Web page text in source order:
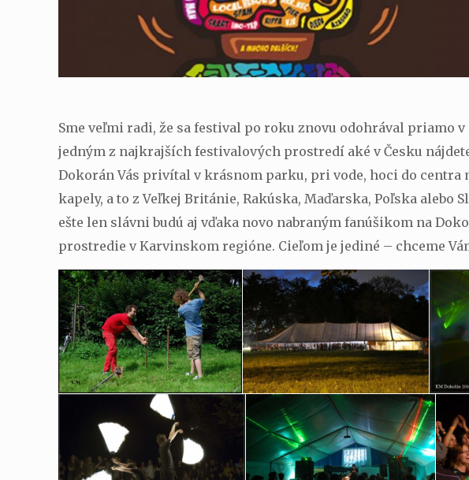
Sme veľmi radi, že sa festival po roku znovu odohrával priamo
jedným z najkrajších festivalových prostredí aké v Česku
Dokorán Vás privítal v krásnom parku, pri vode, hoci do
kapely, a to z Veľkej Británie, Rakúska, Maďarska, Poľska
ešte len slávni budú aj vďaka novo nabraným fanúšikom na
prostredie v Karvinskom regióne. Cieľom je jediné – chceme